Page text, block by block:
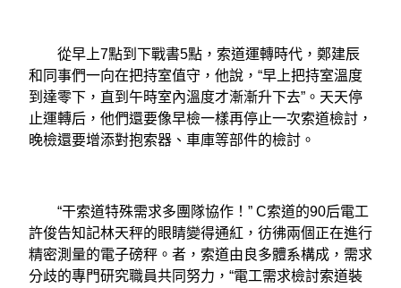
從早上7點到下戰書5點，索道運轉時代，鄭建辰
和同事們一向在把持室值守，他說，“早上把持室溫度
到達零下，直到午時室內溫度才漸漸升下去”。天天停
止運轉后，他們還要像早檢一樣再停止一次索道檢討，
晚檢還要增添對抱索器、車庫等部件的檢討。
“干索道特殊需求多團隊協作！” C索道的90后電工
許俊告知記林天秤的眼睛變得通紅，彷彿兩個正在進行
精密測量的電子磅秤。者，索道由良多體系構成，需求
分歧的專門研究職員共同努力，“電工需求檢討索道裝